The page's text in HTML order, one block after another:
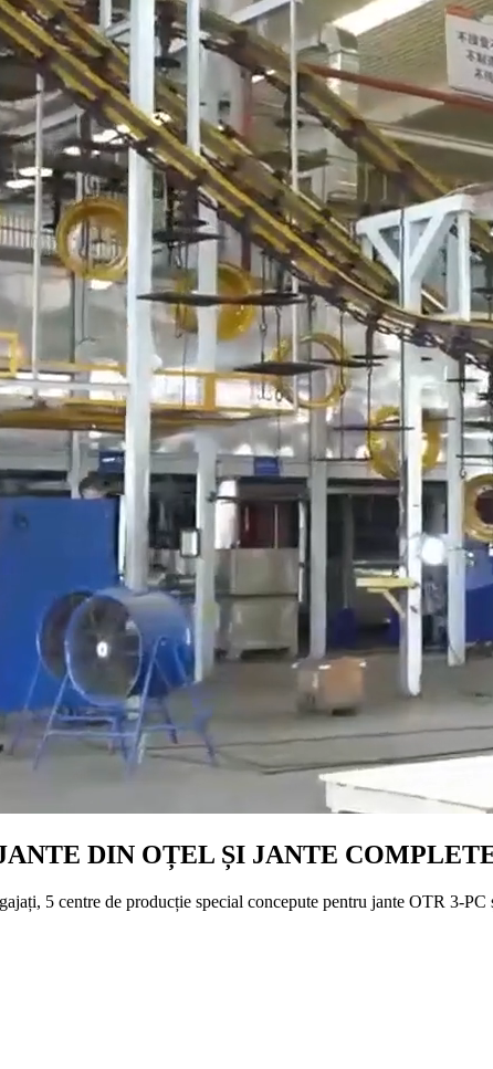
DIN OȚEL ȘI JANTE
5 centre de producție special concepute pentru jante OTR 3-